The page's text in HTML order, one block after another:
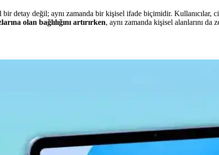
detay değil; aynı zamanda bir kişisel ifade biçimidir. Kullanıcılar,
olan bağlılığını artırırken, aynı zamanda kişisel alanlarını da
X810 için Microsonic Temperli Cam Ekran
Galaxy Tab S9 Plus X810 modeline özel tasarımıyla yüksek
Telefon Stylus Kalem: Yüksek Hassasiyetli ve
uyumluluk ve ergonomik tasarımıyla akıllı tahta, tablet ve
Plus İçin Kırılmaz Ekran Koruyucu İncelemesi ve